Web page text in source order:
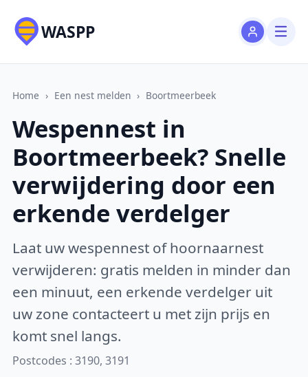
WASPP
Home › Een nest melden › Boortmeerbeek
Wespennest in
Boortmeerbeek? Snelle
verwijdering door een
erkende verdelger
Laat uw wespennest of hoornaarnest
verwijderen: gratis melden in minder dan
een minuut, een erkende verdelger uit
uw zone contacteert u met zijn prijs en
komt snel langs.
Postcodes : 3190, 3191